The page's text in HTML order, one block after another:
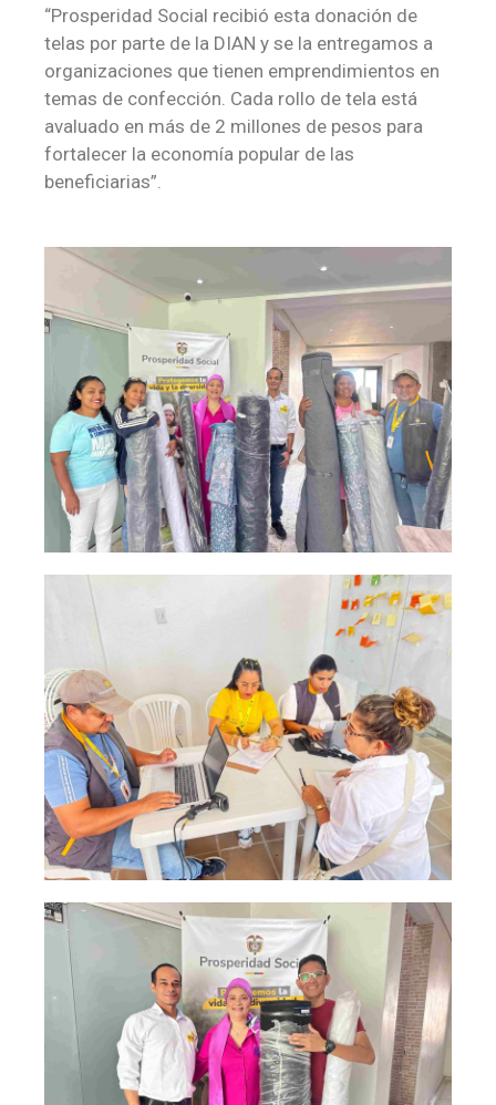
“Prosperidad Social recibió esta donación de
telas por parte de la DIAN y se la entregamos a
organizaciones que tienen emprendimientos en
temas de confección. Cada rollo de tela está
avaluado en más de 2 millones de pesos para
fortalecer la economía popular de las
beneficiarias”.